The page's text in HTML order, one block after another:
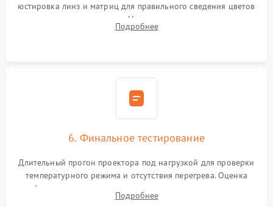
юстировка линз и матриц для правильного сведения цветов
и устранения размытия. Надежное подключение всех
шлейфов, установка датчиков и закрытие корпуса
Подробнее
6. Финальное тестирование
Длительный прогон проектора под нагрузкой для проверки
температурного режима и отсутствия перегрева. Оценка
фокуса, контрастности и цветопередачи на тестовых
таблицах. Проверка работы всех видеовходов и кнопок
Подробнее